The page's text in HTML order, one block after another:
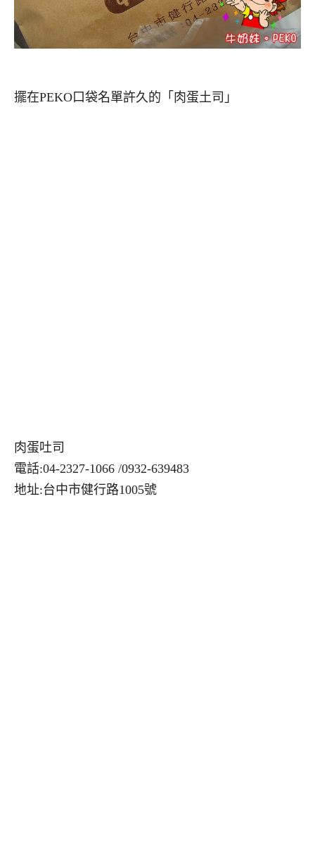
擺在PEKO口袋名單許久的「肉蛋土司」
肉蛋吐司
電話:04-2327-1066 /0932-639483
地址:台中市健行路1005號